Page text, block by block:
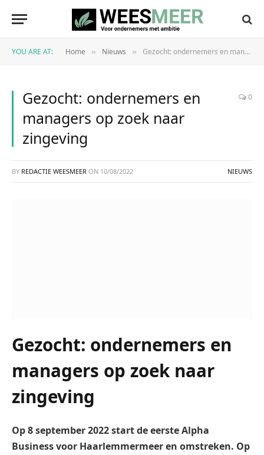
YOU ARE AT: Home » Nieuws » Gezocht: ondernemers en managers op zoek naar zingeving
Gezocht: ondernemers en
managers op zoek naar
zingeving
0
BY REDACTIE WEESMEER ON 10/08/2022 NIEUWS
Gezocht: ondernemers en
managers op zoek naar
zingeving
Op 8 september 2022 start de eerste Alpha
Business voor Haarlemmermeer en omstreken. Op